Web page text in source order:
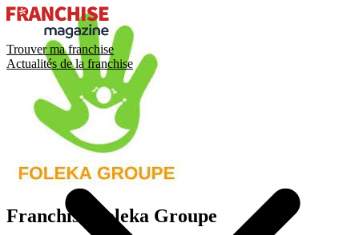
Trouver ma franchise
Actualités de la franchise
Franchise Foleka Groupe